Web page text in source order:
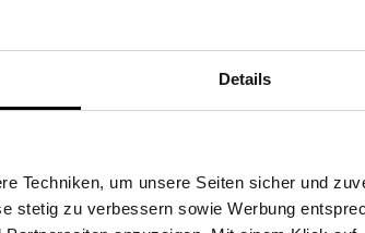
Details
Techniken, um unsere Seiten sicher und
stetig zu verbessern sowie Werbung